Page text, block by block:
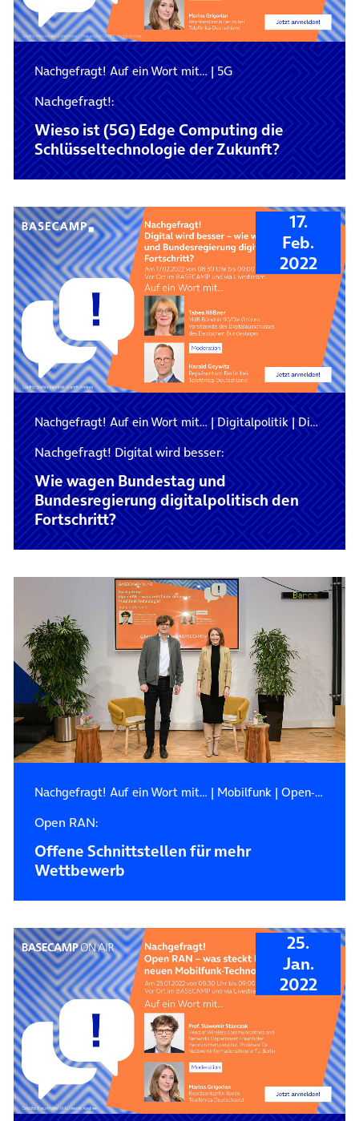
Nachgefragt! Auf ein Wort mit…|5G
Nachgefragt!:
Wieso ist (5G) Edge Computing die
Schlüsseltechnologie der Zukunft?
17.
Feb.
2022
Nachgefragt! Auf ein Wort mit…|Digitalpolitik|Digitalisierung
Nachgefragt! Digital wird besser:
Wie wagen Bundestag und
Bundesregierung digitalpolitisch den
Fortschritt?
Nachgefragt! Auf ein Wort mit… | Mobilfunk| Open-RAN
Open RAN:
Offene Schnittstellen für mehr
Wettbewerb
25.
Jan.
2022